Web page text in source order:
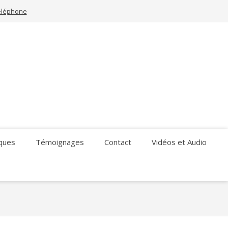
Témoignages Contact Vidéos et Audio